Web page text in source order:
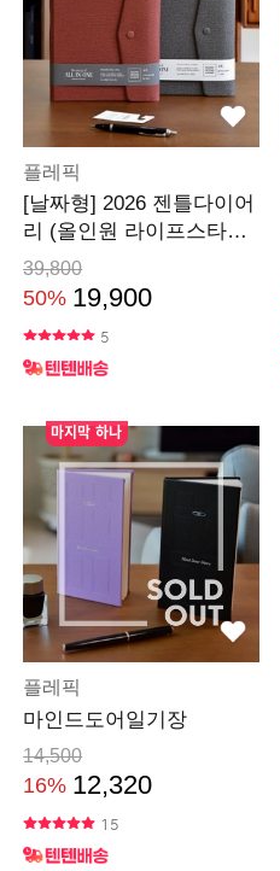
플레픽
[날짜형] 2026 젠틀다이어
리 (올인원 라이프스타일
바인더)
39,800
50% 19,900
5
마지막 하나
플레픽
마인드도어일기장
14,500
16% 12,320
15